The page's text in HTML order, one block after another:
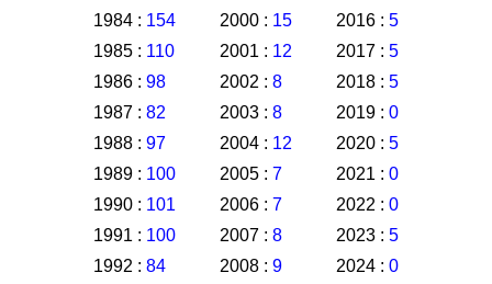
1984 : 154
1985 : 110
1986 : 98
1987 : 82
1988 : 97
1989 : 100
1990 : 101
1991 : 100
1992 : 84
2000 : 15
2001 : 12
2002 : 8
2003 : 8
2004 : 12
2005 : 7
2006 : 7
2007 : 8
2008 : 9
2016 : 5
2017 : 5
2018 : 5
2019 : 0
2020 : 5
2021 : 0
2022 : 0
2023 : 5
2024 : 0